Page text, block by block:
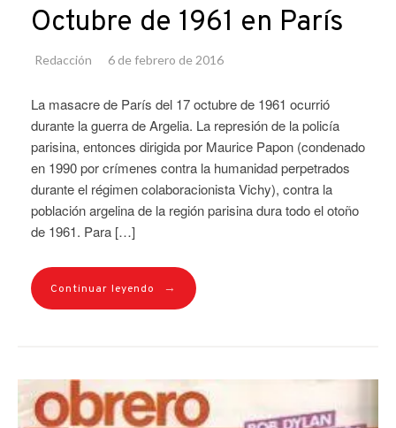
Octubre de 1961 en París
Redacción 6 de febrero de 2016
La masacre de París del 17 octubre de 1961 ocurrió
durante la guerra de Argelia. La represión de la policía
parisina, entonces dirigida por Maurice Papon (condenado
en 1990 por crímenes contra la humanidad perpetrados
durante el régimen colaboracionista Vichy), contra la
población argelina de la región parisina dura todo el otoño
de 1961. Para […]
Continuar leyendo →